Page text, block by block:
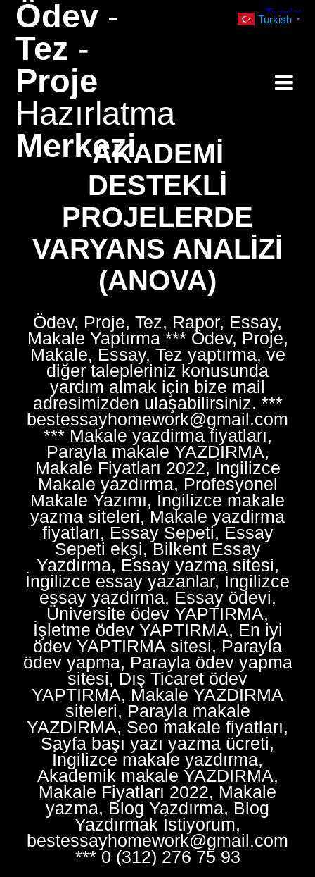
Ödev -
Tez -
Proje
Hazırlatma
MerkeziAKADEMI
DESTEKLI
PROJELERDE
VARYANS ANALIZI
(ANOVA)
Ödev, Proje, Tez, Rapor, Essay,
Makale Yaptırma *** Ödev, Proje,
Makale, Essay, Tez yaptırma, ve
diğer talepleriniz konusunda
yardım almak için bize mail
adresimizden ulaşabilirsiniz. ***
bestessayhomework@gmail.com
*** Makale yazdirma fiyatları,
Parayla makale YAZDIRMA,
Makale Fiyatları 2022, İngilizce
Makale yazdırma, Profesyonel
Makale Yazımı, İngilizce makale
yazma siteleri, Makale yazdirma
fiyatları, Essay Sepeti, Essay
Sepeti ekşi, Bilkent Essay
Yazdırma, Essay yazma sitesi,
İngilizce essay yazanlar, İngilizce
essay yazdırma, Essay ödevi,
Üniversite ödev YAPTIRMA,
İşletme ödev YAPTIRMA, En iyi
ödev YAPTIRMA sitesi, Parayla
ödev yapma, Parayla ödev yapma
sitesi, Dış Ticaret ödev
YAPTIRMA, Makale YAZDIRMA
siteleri, Parayla makale
YAZDIRMA, Seo makale fiyatları,
Sayfa başı yazı yazma ücreti,
İngilizce makale yazdırma,
Akademik makale YAZDIRMA,
Makale Fiyatları 2022, Makale
yazma, Blog Yazdırma, Blog
Yazdırmak İstiyorum,
bestessayhomework@gmail.com
*** 0 (312) 276 75 93
Turkish ▼